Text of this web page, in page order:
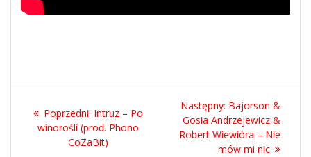
wpisu
Poprzedni: Poprzedni
wpis:
Intruz – Po
winorośli (prod. Phono
CoZaBit)
Następny: Następny
wpis:
Bajorson &
Gosia Andrzejewicz &
Robert Wiewióra – Nie
mów mi nic